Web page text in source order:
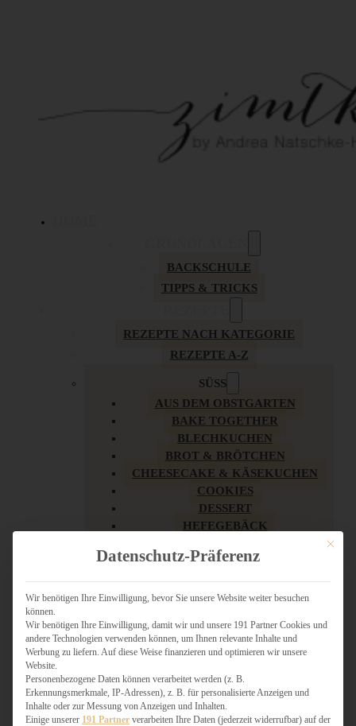
BACKSCHULE
TIPPS & TRICKS
REZEPTE NACH KATEGORIE
REZEPTE A-Z
SÜSS
AUS DEM OBSTGARTEN
BAKE TOGETHER
BLECHKUCHEN
BROT & BRÖTCHEN
CHEESECAKE & KÄSEKUCHEN
COOKIES
DESSERT
HEFEGEBÄCK
KUCHEN
LOW CARB & GESÜNDER
MY AMERICAN BAKERY
SCHOKOLADIGES
SÜSSES HAUPTGERICHT
TÖRTCHEN
VEGAN SÜSS
WEIHNACHTSBÄCKEREI
Mit
Datenschutz-Präferenz
Wir benötigen Ihre Einwilligung, bevor Sie unsere Website weiter besuchen
können.
Wir benötigen Ihre Einwilligung, damit wir und unsere 191 Partner Cookies und
andere Technologien verwenden können, um Ihnen relevante Inhalte und
Werbung zu liefern. Auf diese Weise finanzieren und optimieren wir unsere
Website.
Personenbezogene Daten können verarbeitet werden (z. B.
Erkennungsmerkmale, IP-Adressen), z. B. für personalisierte Anzeigen und
Inhalte oder zur Messung von Anzeigen und Inhalten.
Einige unserer 191 Partner verarbeiten Ihre Daten (jederzeit widerrufbar) auf der